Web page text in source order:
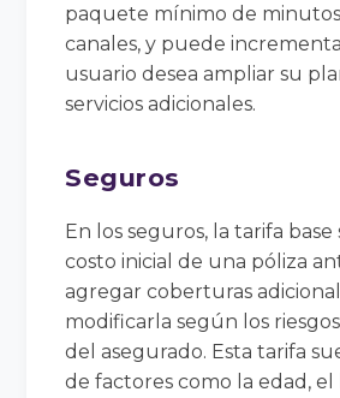
paquete mínimo de
canales, y puede
usuario desea ampliar su
servicios adicionales.
Seguros
En los seguros, la tarifa base
costo inicial de una póliza
agregar coberturas
modificarla según los
del asegurado. Esta tarifa
de factores como la edad, el